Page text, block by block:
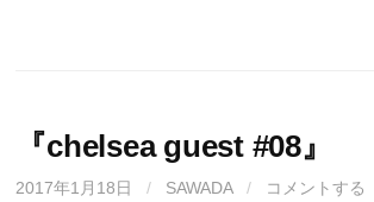
『chelsea guest #08』
2017年1月18日 / SAWADA / コメントする